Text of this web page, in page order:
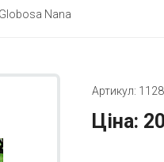
Nana
Артикул:
Ціна: